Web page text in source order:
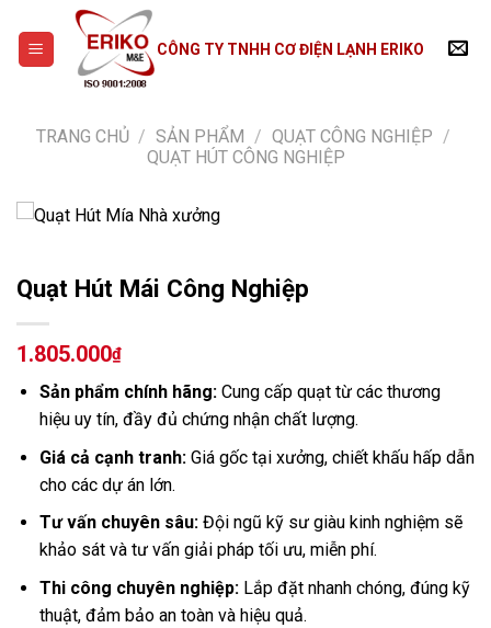
content
CÔNG TY TNHH CƠ ĐIỆN LẠNH ERIKO
TRANG CHỦ / SẢN PHẨM / QUẠT CÔNG NGHIỆP /
QUẠT HÚT CÔNG NGHIỆP
Quạt Hút Mái Công Nghiệp
1.805.000₫
Sản phẩm chính hãng:Cung cấp quạt từ các thương
hiệu uy tín, đầy đủ chứng nhận chất lượng.
Giá cả cạnh tranh:Giá gốc tại xưởng, chiết khấu hấp dẫn
cho các dự án lớn.
Tư vấn chuyên sâu:Đội ngũ kỹ sư giàu kinh nghiệm sẽ
khảo sát và tư vấn giải pháp tối ưu, miễn phí.
Thi công chuyên nghiệp:Lắp đặt nhanh chóng, đúng kỹ
thuật, đảm bảo an toàn và hiệu quả.